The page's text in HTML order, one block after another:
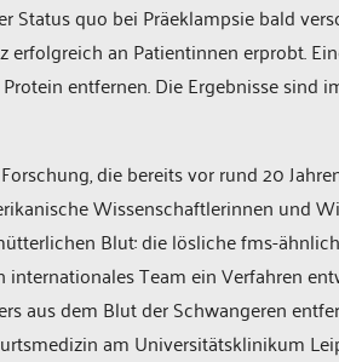
Status quo bei Präeklampsie bald
erfolgreich an Patientinnen erprobt.
entfernen. Die Ergebnisse sind
die bereits vor rund 20
Wissenschaftlerinnen und
Blut: die lösliche fms-
Team ein Verfahren
aus dem Blut der Schwangeren
am Universitätsklinikum